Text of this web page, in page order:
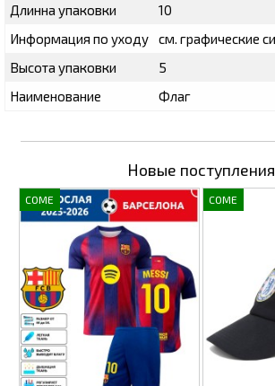
Длинна упаковки
10
Информация по уходу
см. графические
Высота упаковки
5
Наименование
Флаг
Новые поступления
COME COME